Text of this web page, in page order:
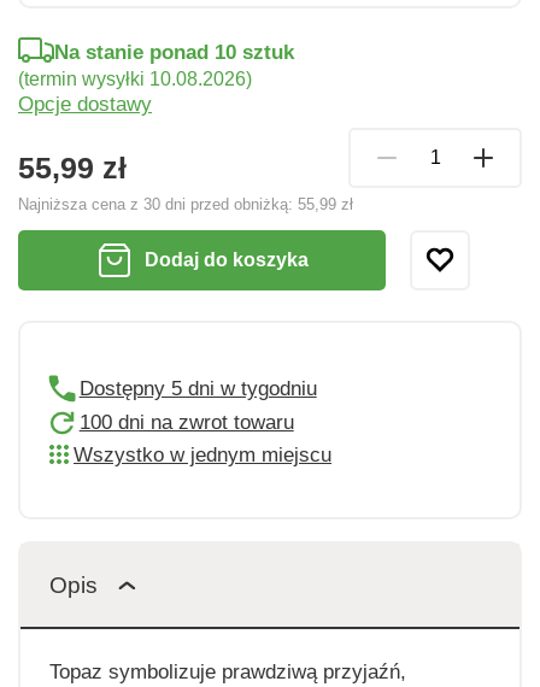
55,99 zł
Najniższa cena z 30 dni przed obniżką: 55,99 zł
Na stanie ponad 10 sztuk
(termin wysyłki 10.08.2026)
Opcje dostawy
Dodaj do koszyka
Dostępny 5 dni w tygodniu
100 dni na zwrot towaru
Wszystko w jednym miejscu
Opis
Topaz symbolizuje prawdziwą przyjaźń,